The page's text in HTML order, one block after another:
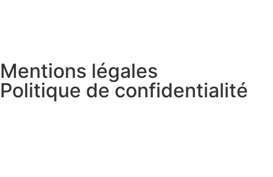
Mentions légales
Politique de confidentialité